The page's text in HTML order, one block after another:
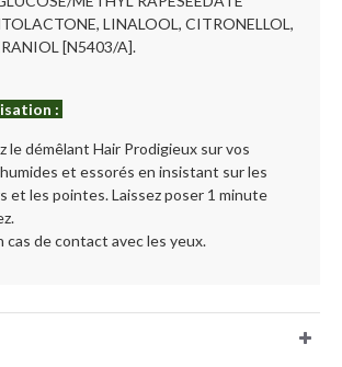
LINALOOL, CITRONELLOL,
[N5403/A].
:
le démêlant Hair Prodigieux sur vos
et essorés en insistant sur les
et les pointes. Laissez poser 1 minute
cas de contact avec les yeux.